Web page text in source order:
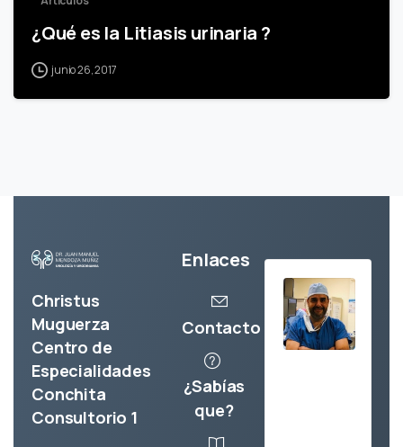
¿Qué es la Litiasis urinaria ?
junio 26, 2017
Christus
Muguerza
Centro de
Especialidades
Conchita
Consultorio 1
Enlaces
Contacto
¿Sabías
que?